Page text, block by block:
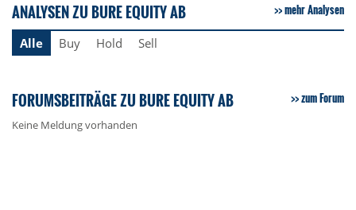
ANALYSEN ZU BURE EQUITY AB mehr Analysen
Alle Buy Hold Sell
FORUMSBEITRÄGE ZU BURE EQUITY AB zum Forum
Keine Meldung vorhanden